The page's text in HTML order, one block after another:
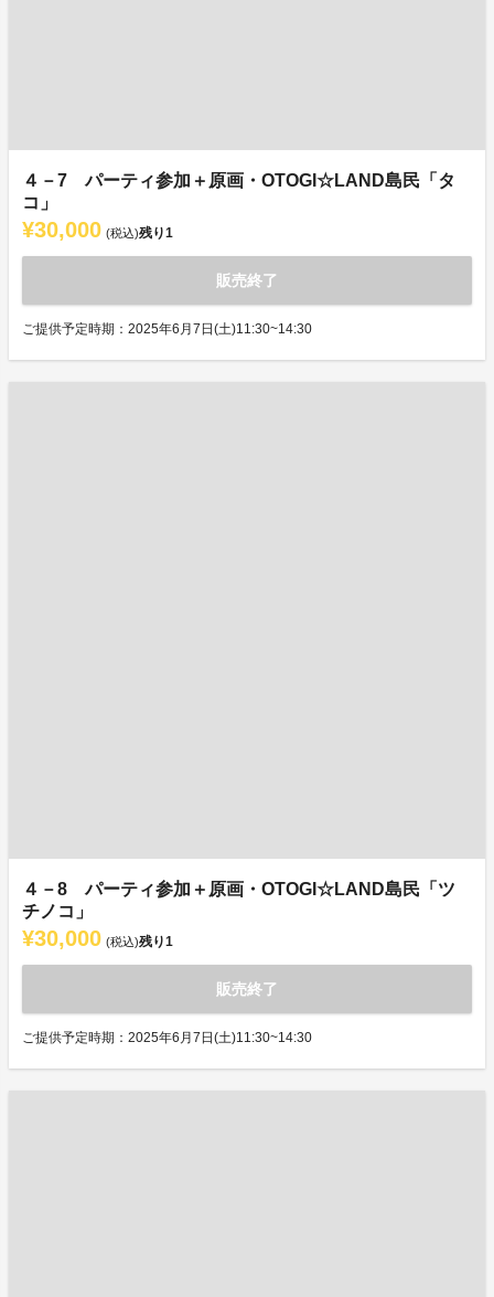
４－7 パーティ参加＋原画・OTOGI☆LAND島民「タ
コ」
¥30,000 (税込)残り1
販売終了
ご提供予定時期：2025年6月7日(土)11:30~14:30
４－8 パーティ参加＋原画・OTOGI☆LAND島民「ツ
チノコ」
¥30,000 (税込)残り1
販売終了
ご提供予定時期：2025年6月7日(土)11:30~14:30